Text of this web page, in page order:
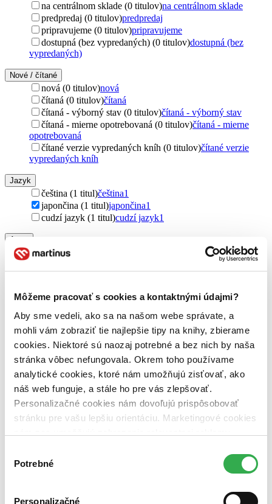
Môžeme pracovať s cookies a kontaktnými údajmi?
Aby sme vedeli, ako sa na našom webe správate, a
mohli vám zobraziť tie najlepšie tipy na knihy, zbierame
cookies. Niektoré sú naozaj potrebné a bez nich by naša
stránka vôbec nefungovala. Okrem toho používame
analytické cookies, ktoré nám umožňujú zisťovať, ako
náš web funguje, a stále ho pre vás zlepšovať.
Personalizačné cookies nám dovoľujú prispôsobovať
stránku pre vašu lepšiu orientáciu. Marketingové cookies
nám pomohlo, keby sme mohli používať všetky tieto
súhlasu
Potrebné
Personalizačné
na centrálnom sklade (0 titulov)na centrálnom sklade
predpredaj (0 titulov)predpredaj
pripravujeme (0 titulov)pripravujeme
dostupná (bez vypredaných) (0 titulov)dostupná (bez
vypredaných)
Nové / čítané
nová (0 titulov)nová
čítaná (0 titulov)čítaná
čítaná - výborný stav (0 titulov)čítaná - výborný stav
čítaná - mierne opotrebovaná (0 titulov)čítaná - mierne
opotrebovaná
čítané verzie vypredaných kníh (0 titulov)čítané verzie
vypredaných kníh
Jazyk
čeština (1 titul)čeština1
japončina (1 titul)japončina1
cudzí jazyk (1 titul)cudzí jazyk1
Autor
Misako Krouská Kanayama (1 titul)
Misako Krouská
Chronos (1 titul)Chronos 1
Väzba
brožovaná väzba (1 titul)brožovaná väzba1
Zúžiť výber
Zoradiť
Bestsellery
Novinky